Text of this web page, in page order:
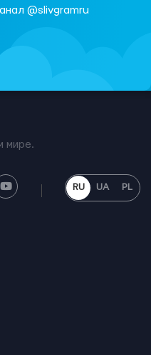
@slivgramru
мире.
RU UA PL